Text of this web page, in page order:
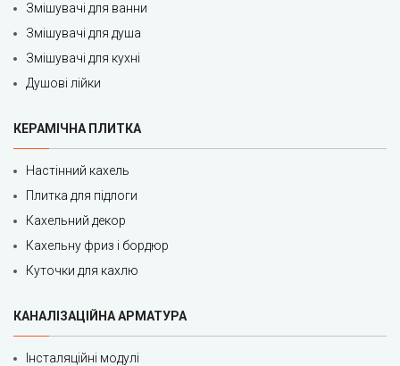
Змішувачі для ванни
Змішувачі для душа
Змішувачі для кухні
Душові лійки
КЕРАМІЧНА ПЛИТКА
Настінний кахель
Плитка для підлоги
Кахельний декор
Кахельну фриз і бордюр
Куточки для кахлю
КАНАЛІЗАЦІЙНА АРМАТУРА
Інсталяційні модулі